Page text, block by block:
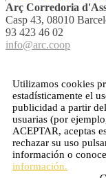
Arç Corredoria
Casp 43, 08010
93 423 46 02
info@arc.coop
Utilizamos cookies
estadísticamente el
publicidad a partir
usuarias (por
ACEPTAR, aceptas
rechazar su uso
información o
información.